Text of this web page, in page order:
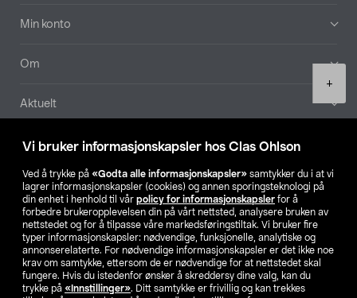
Vi bruker informasjonskapsler hos Clas Ohlson
Ved å trykke på «Godta alle informasjonskapsler» samtykker du i at vi
lagrer informasjonskapsler (cookies) og annen sporingsteknologi på
din enhet i henhold til vår policy for informasjonskapsler for å
forbedre brukeropplevelsen din på vårt nettsted, analysere bruken av
nettstedet og for å tilpasse våre markedsføringstiltak. Vi bruker fire
typer informasjonskapsler: nødvendige, funksjonelle, analytiske og
annonserelaterte. For nødvendige informasjonskapsler er det ikke noe
krav om samtykke, ettersom de er nødvendige for at nettstedet skal
fungere. Hvis du istedenfor ønsker å skreddersy dine valg, kan du
trykke på «Innstillinger». Ditt samtykke er frivillig og kan trekkes
+
Min konto
Om
Aktuelt
Våre selskaper
Finn din butikk
SE NO FI